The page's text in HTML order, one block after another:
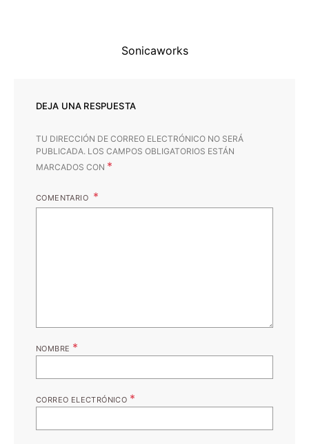
Sonicaworks
DEJA UNA RESPUESTA
TU DIRECCIÓN DE CORREO ELECTRÓNICO NO SERÁ
PUBLICADA. LOS CAMPOS OBLIGATORIOS ESTÁN
MARCADOS CON *
COMENTARIO
NOMBRE *
CORREO ELECTRÓNICO *